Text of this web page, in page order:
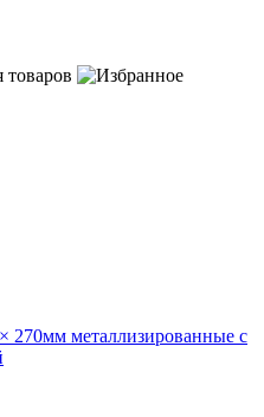
металлизированные с